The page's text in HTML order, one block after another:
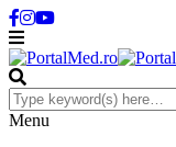
Menu